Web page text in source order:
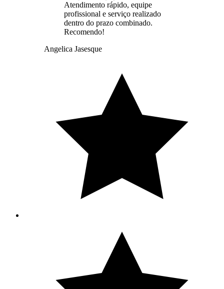
Atendimento rápido, equipe
profissional e serviço realizado
dentro do prazo combinado.
Recomendo!
Angelica Jasesque